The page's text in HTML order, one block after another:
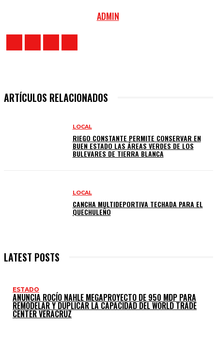
ADMIN
ARTÍCULOS RELACIONADOS
LOCAL
RIEGO CONSTANTE PERMITE CONSERVAR EN
BUEN ESTADO LAS ÁREAS VERDES DE LOS
BULEVARES DE TIERRA BLANCA
LOCAL
CANCHA MULTIDEPORTIVA TECHADA PARA EL
QUECHULEÑO
LATEST POSTS
ESTADO
ANUNCIA ROCÍO NAHLE MEGAPROYECTO DE 950 MDP PARA
REMODELAR Y DUPLICAR LA CAPACIDAD DEL WORLD TRADE
CENTER VERACRUZ